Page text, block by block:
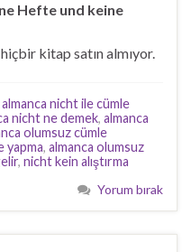
Hefte und keine
kitap satın almıyor.
almanca nicht ile cümle
nicht ne demek, almanca
olumsuz cümle
yapma, almanca olumsuz
, nicht kein alıştırma
Yorum bırak